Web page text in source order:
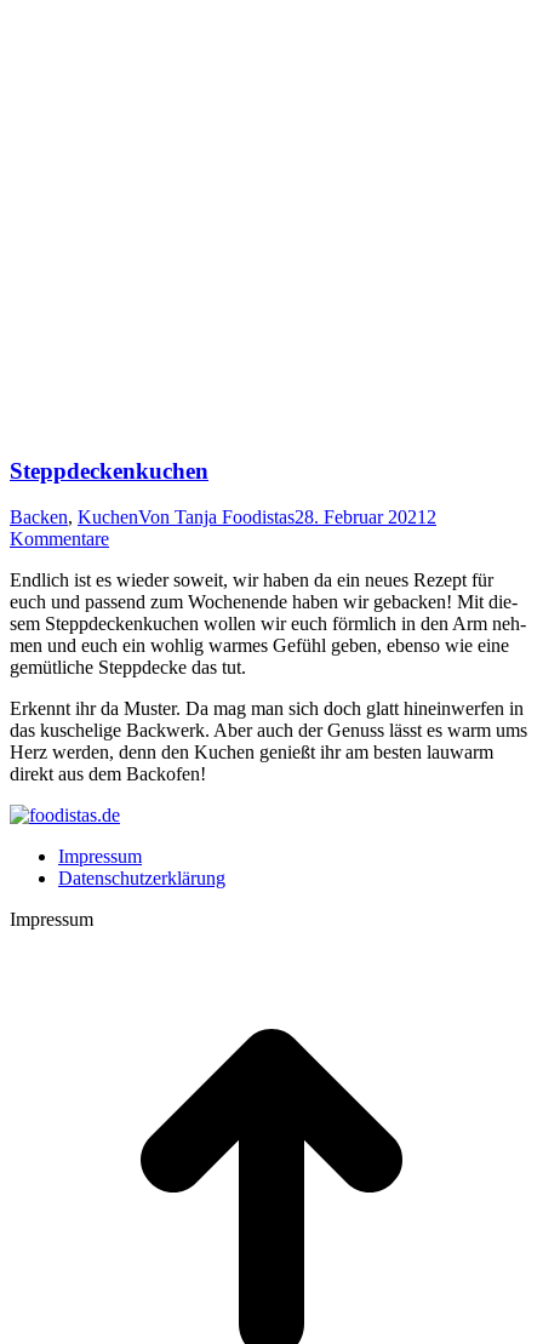
Steppdeckenkuchen
Backen, KuchenVon Tanja Foodistas28. Februar 2021 2
Kommentare
End­lich ist es wie­der soweit, wir haben da ein neu­es Rezept für
euch und pas­send zum Wochen­en­de haben wir geba­cken! Mit die­
sem Stepp­de­cken­ku­chen wol­len wir euch förm­lich in den Arm neh­
men und euch ein woh­lig war­mes Gefühl geben, eben­so wie eine
gemüt­li­che Stepp­de­cke das tut.
Erkennt ihr da Mus­ter. Da mag man sich doch glatt hin­ein­wer­fen in
das kusche­li­ge Back­werk. Aber auch der Genuss lässt es warm ums
Herz wer­den, denn den Kuchen genießt ihr am bes­ten lau­warm
direkt aus dem Backofen!
Impressum
Datenschutzerklärung
Impressum